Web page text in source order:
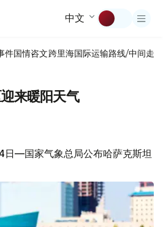
中文
件国情咨文跨里海国际运输路线/中间走廊
来暖阳天气
—国家气象总局公布哈萨克斯坦